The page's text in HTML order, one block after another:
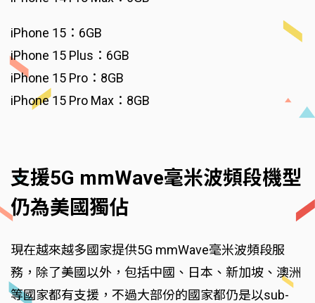
iPhone 15：6GB
iPhone 15 Plus：6GB
iPhone 15 Pro：8GB
iPhone 15 Pro Max：8GB
支援5G mmWave毫米波頻段機型
仍為美國獨佔
現在越來越多國家提供5G mmWave毫米波頻段服
務，除了美國以外，包括中國、日本、新加坡、澳洲
等國家都有支援，不過大部份的國家都仍是以sub-